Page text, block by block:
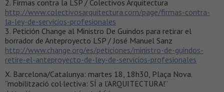
2. Firmas contra la LSP / Colectivos Arquitectura
http://www.colectivosarquitectura.com/page/firmas-contra-
la-ley-de-servicios-profesionales
3. Petición Change al Ministro De Guindos para retirar el
borrador de Anteproyecto LSP / José Manuel Sanz
http://www.change.org/es/peticiones/ministro-de-guindos-
retire-el-anteproyecto-de-ley-de-servicios-profesionales
X. Barcelona/Catalunya: martes 18, 18h30, Plaça Nova.
“mobilització col·lectiva: SÍ a l’ARQUITECTURA!”